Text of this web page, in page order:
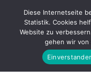
springen
Diese Internetseite
Statistik. Cookies
Website zu
gehen wir von